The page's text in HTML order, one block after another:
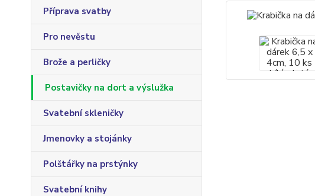
Příprava svatby
Pro nevěstu
Brože a perličky
Postavičky na dort a výslužka
Svatební skleničky
Jmenovky a stojánky
Polštářky na prstýnky
Svatební knihy